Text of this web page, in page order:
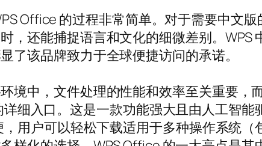
Office 的过程非常简单。对于需要中文
，还能捕捉语言和文化的细微差别。
了该品牌致力于全球便捷访问的承诺。
境中，文件处理的性能和效率至关重要，
详细入口。这是一款功能强大且由人工智
，用户可以轻松下载适用于多种操作系统